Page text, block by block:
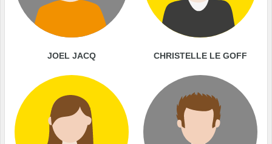
JOEL JACQ CHRISTELLE LE GOFF